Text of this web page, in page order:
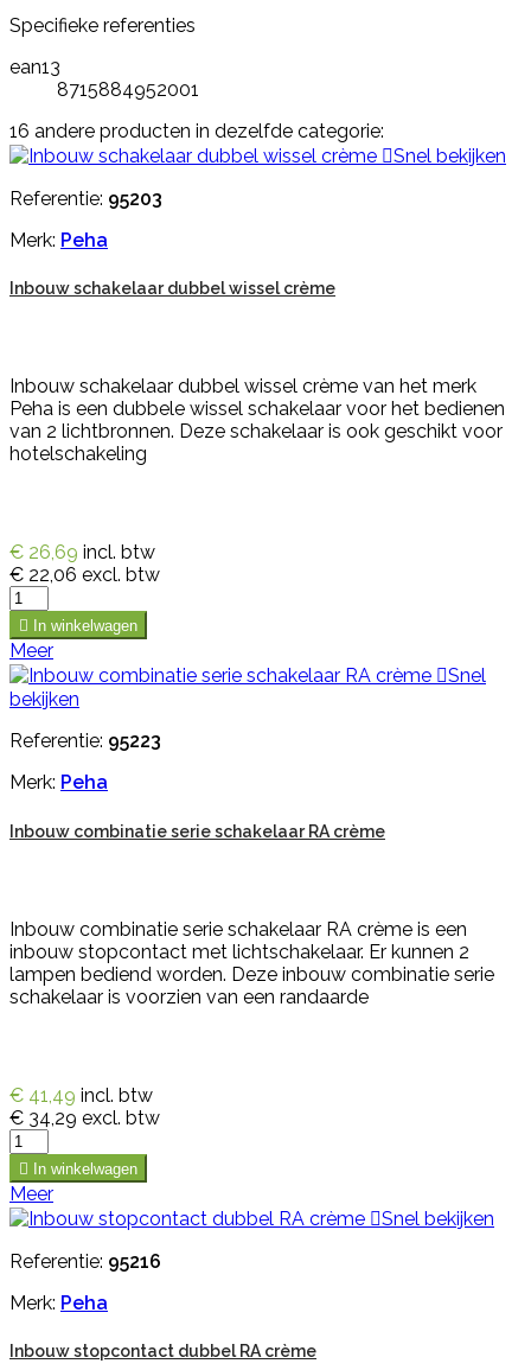
Specifieke referenties
ean13
8715884952001
16 andere producten in dezelfde categorie:
Snel bekijken
Referentie: 95203
Merk: Peha
Inbouw schakelaar dubbel wissel crème
Inbouw schakelaar dubbel wissel crème van het merk
Peha is een dubbele wissel schakelaar voor het bedienen
van 2 lichtbronnen. Deze schakelaar is ook geschikt voor
hotelschakeling
€ 26,69 incl. btw
€ 22,06 excl. btw
 In winkelwagen
Meer
Snel
bekijken
Referentie: 95223
Merk: Peha
Inbouw combinatie serie schakelaar RA crème
Inbouw combinatie serie schakelaar RA crème is een
inbouw stopcontact met lichtschakelaar. Er kunnen 2
lampen bediend worden. Deze inbouw combinatie serie
schakelaar is voorzien van een randaarde
€ 41,49 incl. btw
€ 34,29 excl. btw
 In winkelwagen
Meer
Snel bekijken
Referentie: 95216
Merk: Peha
Inbouw stopcontact dubbel RA crème